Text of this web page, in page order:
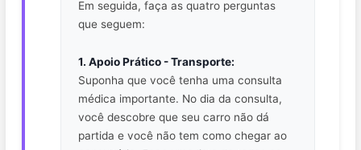
Em seguida, faça as quatro perguntas
que seguem:
1. Apoio Prático - Transporte:
Suponha que você tenha uma consulta
médica importante. No dia da consulta,
você descobre que seu carro não dá
partida e você não tem como chegar ao